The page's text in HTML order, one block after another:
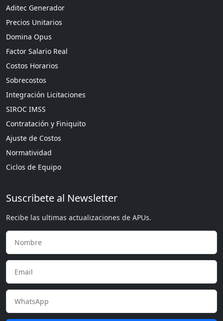
Aditec Generador
Precios Unitarios
Domina Opus
Factor Salario Real
Costos Horarios
Sobrecostos
Integración Licitaciones
SIROC IMSS
Contratación y Finiquito
Ajuste de Costos
Normatividad
Ciclos de Equipo
Suscribete al Newsletter
Recibe las ultimas actualizaciones de APUs.